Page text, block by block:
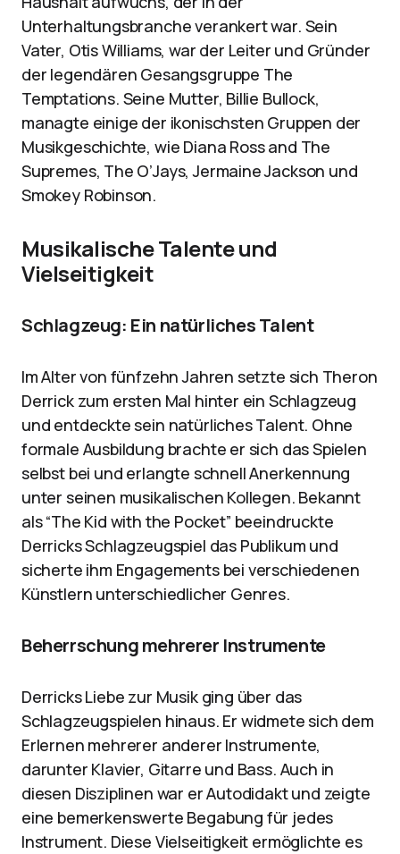
Unterhaltungsbranche verankert war. Sein
Vater, Otis Williams, war der Leiter und Gründer
der legendären Gesangsgruppe The
Temptations. Seine Mutter, Billie Bullock,
managte einige der ikonischsten Gruppen der
Musikgeschichte, wie Diana Ross and The
Supremes, The O’Jays, Jermaine Jackson und
Smokey Robinson.
Musikalische Talente und
Vielseitigkeit
Schlagzeug: Ein natürliches Talent
Im Alter von fünfzehn Jahren setzte sich Theron
Derrick zum ersten Mal hinter ein Schlagzeug
und entdeckte sein natürliches Talent. Ohne
formale Ausbildung brachte er sich das Spielen
selbst bei und erlangte schnell Anerkennung
unter seinen musikalischen Kollegen. Bekannt
als “The Kid with the Pocket” beeindruckte
Derricks Schlagzeugspiel das Publikum und
sicherte ihm Engagements bei verschiedenen
Künstlern unterschiedlicher Genres.
Beherrschung mehrerer Instrumente
Derricks Liebe zur Musik ging über das
Schlagzeugspielen hinaus. Er widmete sich dem
Erlernen mehrerer anderer Instrumente,
darunter Klavier, Gitarre und Bass. Auch in
diesen Disziplinen war er Autodidakt und zeigte
eine bemerkenswerte Begabung für jedes
Instrument. Diese Vielseitigkeit ermöglichte es